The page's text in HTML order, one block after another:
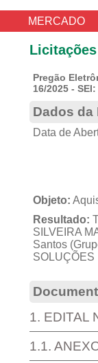
MERCADO
Pregão
16/2025 -
Dados da
Data de
Objeto:
Resultado:
SILVEIRA
Santos
SOLUÇÕES
1. EDITAL
1.1.